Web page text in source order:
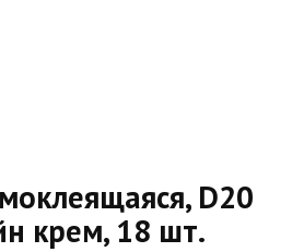
D20
крем, 18 шт.